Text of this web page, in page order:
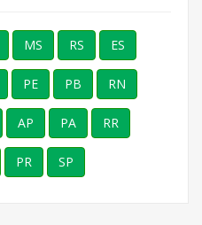
MS RS ES
PE PB RN
AP PA RR
PR SP